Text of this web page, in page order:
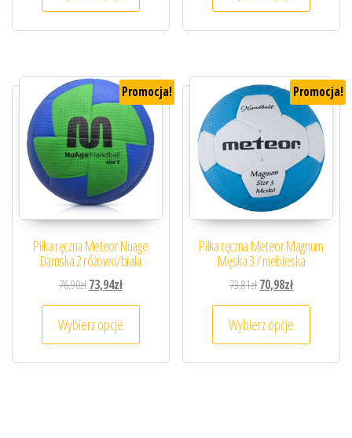
Promocja!
Piłka ręczna Meteor Nuage
Damska 2 różowo/biała
76,90złPierwotna cena wynosiła: 76,90zł.
73,94złAktualna cena wynosi: 73,94zł.
Wybierz opcje
Ten produkt ma wiele wariantów. Opcje
Promocja!
Piłka ręczna Meteor Magnum
Męska 3 / niebieska
73,81złPierwotna cena
70,98złAktualna cena
Wybierz opcje
Ten